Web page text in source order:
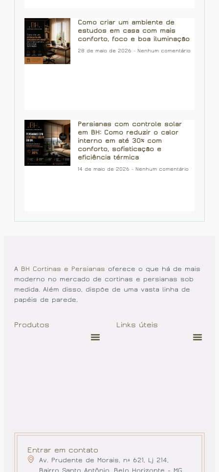
Como criar um ambiente de
estudos em casa com mais
conforto, foco e boa iluminação
28 de maio de 2026 Nenhum comentário
Persianas com controle solar
em BH: Como reduzir o calor
interno em até 30% com
conforto, sofisticação e
eficiência térmica
14 de maio de 2026 Nenhum comentário
A BH Cortinas e Persianas oferece o que há de mais
moderno no mercado de cortinas e persianas sob
medida. Além disso, dispõe de uma vasta linha de
papéis de parede.
Produtos Links úteis
Entrar em contato
Av. Prudente de Morais, nº 621, Lj 214,
Bairro Santo Antônio, Belo Horizonte - MG